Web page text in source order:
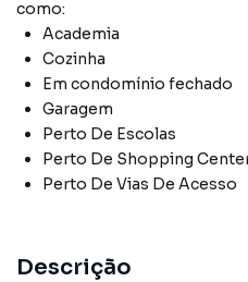
como:
Academia
Cozinha
Em condomínio fechado
Garagem
Perto De Escolas
Perto De Shopping
Perto De Vias De Acesso
Descrição